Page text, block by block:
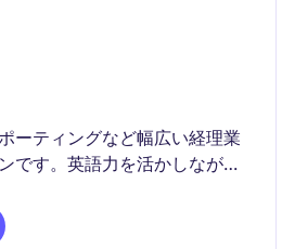
ーティングなど幅広い経理業
です。英語力を活かしなが
す。